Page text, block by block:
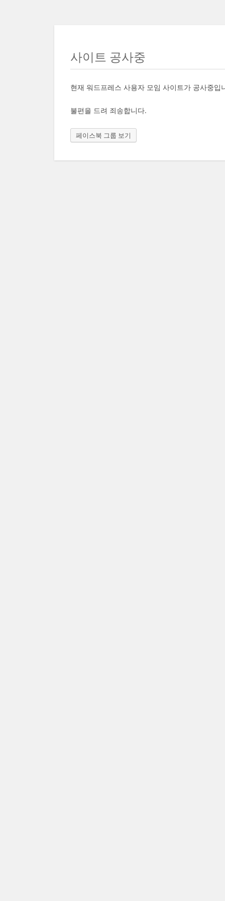
사이트 공사중
현재 워드프레스 사용자 모임 사이트가 공사중입
불편을 드려 죄송합니다.
페이스북 그룹 보기